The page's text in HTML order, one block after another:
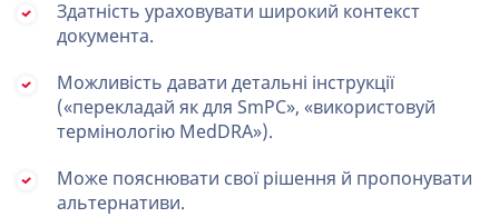
Здатність ураховувати широкий контекст
документа.
Можливість давати детальні інструкції
(«перекладай як для SmPC», «використовуй
термінологію MedDRA»).
Може пояснювати свої рішення й пропонувати
альтернативи.